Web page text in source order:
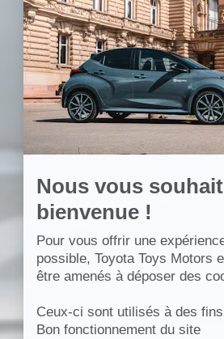
sur
Axeptio
Nous vous
bienvenue !
Pour vous offrir une
possible, Toyota Toys Motors
être amenés à déposer des
Ceux-ci sont utilisés à des
Bon fonctionnement du site
Axeptio